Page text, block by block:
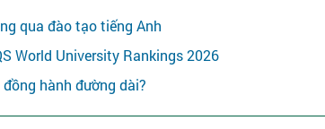
qua đào tạo tiếng Anh
World University Rankings 2026
hành đường dài?